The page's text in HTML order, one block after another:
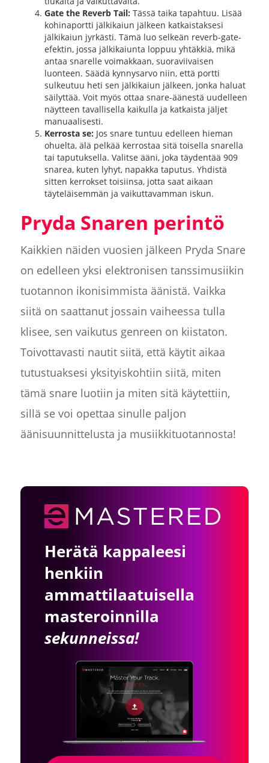
Gate the Reverb Tail: Tässä taika tapahtuu. Lisää
kohinaportti jälkikaiun jälkeen katkaistaksesi
jälkikaiun jyrkästi. Tämä luo selkeän reverb-gate-
efektin, jossa jälkikaiunta loppuu yhtäkkiä, mikä
antaa snarelle voimakkaan, suoraviivaisen
luonteen. Säädä kynnysarvo niin, että portti
sulkeutuu heti sen jälkikaiun jälkeen, jonka haluat
säilyttää. Voit myös ottaa snare-äänestä uudelleen
näytteen tavallisella kaikulla ja katkaista jäljet
manuaalisesti.
Kerrosta se: Jos snare tuntuu edelleen hieman
ohuelta, älä pelkää kerrostaa sitä toisella snarella
tai taputuksella. Valitse ääni, joka täydentää 909
snarea, kuten lyhyt, napakka taputus. Yhdistä
sitten kerrokset toisiinsa, jotta saat aikaan
täyteläisemmän ja vaikuttavamman iskun.
Pryda Snaren perintö
Kaikkien näiden vuosien jälkeen Pryda Snare
on edelleen yksi elektronisen tanssimusiikin
tuotannon ikonisimmista äänistä. Vaikka
siitä on saattanut jossain vaiheessa tulla
klisee, sen vaikutus genreen on kiistaton.
Toivottavasti nautit siitä, että käytit aikaa
tutustuaksesi yksityiskohtiin siitä, miten
tämä snare luotiin ja miten sitä käytettiin,
sillä se voi opettaa sinulle paljon
äänisuunnittelusta ja musiikkituotannosta!
Herätä kappaleesi
henkiin
ammattilaatuisella
masteroinnilla
sekunneissa!